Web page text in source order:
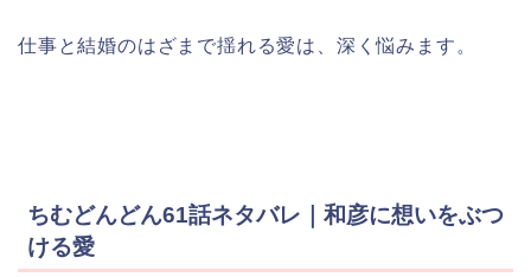
仕事と結婚のはざまで揺れる愛は、深く悩みます。
ちむどんどん61話ネタバレ｜和彦に想いをぶつ
ける愛